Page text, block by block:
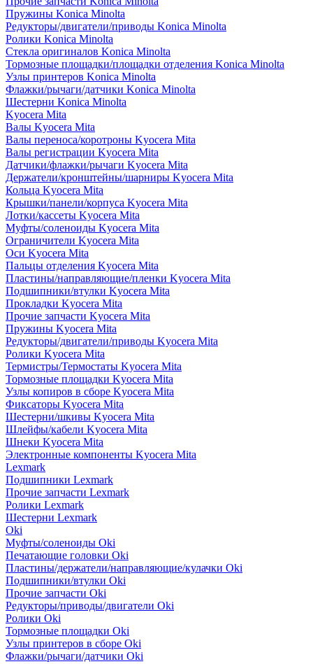
Пружины Konica Minolta
Редукторы/двигатели/приводы Konica Minolta
Ролики Konica Minolta
Стекла оригиналов Konica Minolta
Тормозные площадки/площадки отделения Konica Minolta
Узлы принтеров Konica Minolta
Флажки/рычаги/датчики Konica Minolta
Шестерни Konica Minolta
Kyocera Mita
Валы Kyocera Mita
Валы переноса/коротроны Kyocera Mita
Валы регистрации Kyocera Mita
Датчики/флажки/рычаги Kyocera Mita
Держатели/кронштейны/шарниры Kyocera Mita
Кольца Kyocera Mita
Крышки/панели/корпуса Kyocera Mita
Лотки/кассеты Kyocera Mita
Муфты/соленоиды Kyocera Mita
Ограничители Kyocera Mita
Оси Kyocera Mita
Пальцы отделения Kyocera Mita
Пластины/направляющие/пленки Kyocera Mita
Подшипники/втулки Kyocera Mita
Прокладки Kyocera Mita
Прочие запчасти Kyocera Mita
Пружины Kyocera Mita
Редукторы/двигатели/приводы Kyocera Mita
Ролики Kyocera Mita
Термистры/Термостаты Kyocera Mita
Тормозные площадки Kyocera Mita
Узлы копиров в сборе Kyocera Mita
Фиксаторы Kyocera Mita
Шестерни/шкивы Kyocera Mita
Шлейфы/кабели Kyocera Mita
Шнеки Kyocera Mita
Электронные компоненты Kyocera Mita
Lexmark
Подшипники Lexmark
Прочие запчасти Lexmark
Ролики Lexmark
Шестерни Lexmark
Oki
Муфты/соленоиды Oki
Печатающие головки Oki
Пластины/держатели/направляющие/кулачки Oki
Подшипники/втулки Oki
Прочие запчасти Oki
Редукторы/приводы/двигатели Oki
Ролики Oki
Тормозные площадки Oki
Узлы принтеров в сборе Oki
Флажки/рычаги/датчики Oki